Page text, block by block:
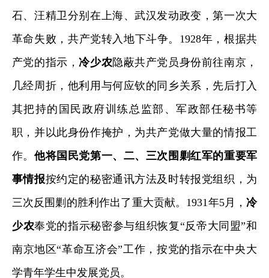
石、汪精卫分别在上海、武汉发动政变，第一次大
革命失败，共产党转入地下斗争。 1928年，根据共
产党的指示，冷少农隐蔽共产党员身份前往南京，
几经周折，他利用与何应钦的同乡关系，先后打入
其把持的国民政府训练总监部、军政部任秘书等
职，并以此身份作掩护，为共产党做大量的情报工
作。他将国民党第一、二、三次围剿红军的重要军
事情报按约定的秘密通讯方法及时转报党组织，为
三次反围剿的胜利作出了重大贡献。 1931 年5月，冷
少农奉党的指示秘密参与组织恢复“反帝大同盟”和
南京地区“革命互济会”工作，按党的指示在中央大
学青年学生中发展党员。